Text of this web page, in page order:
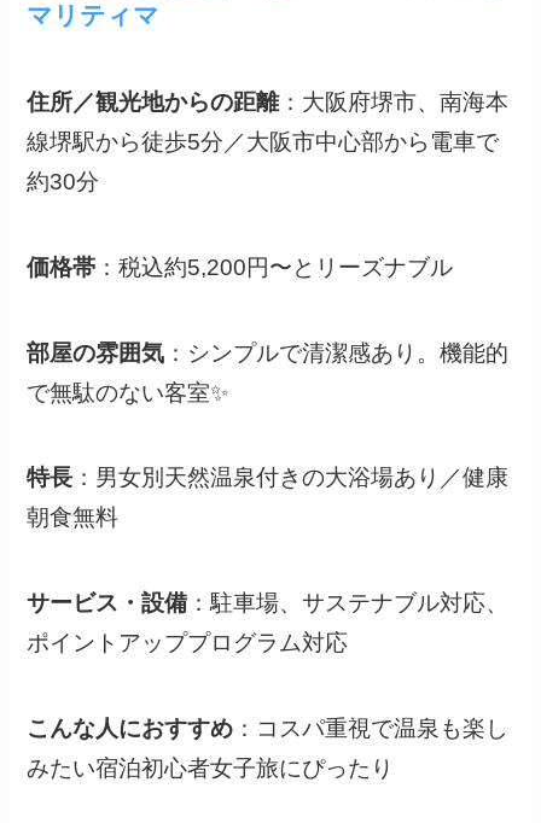
マリティマ
住所／観光地からの距離：大阪府堺市、南海本
線堺駅から徒歩5分／大阪市中心部から電車で
約30分
価格帯 ：税込約5,200円〜とリーズナブル
部屋の雰囲気 ：シンプルで清潔感あり。機能的
で無駄のない客室✨
特長 ：男女別天然温泉付きの大浴場あり／健康
朝食無料
サービス・設備：駐車場、サステナブル対応、
ポイントアッププログラム対応
こんな人におすすめ ：コスパ重視で温泉も楽し
みたい宿泊初心者女子旅にぴったり